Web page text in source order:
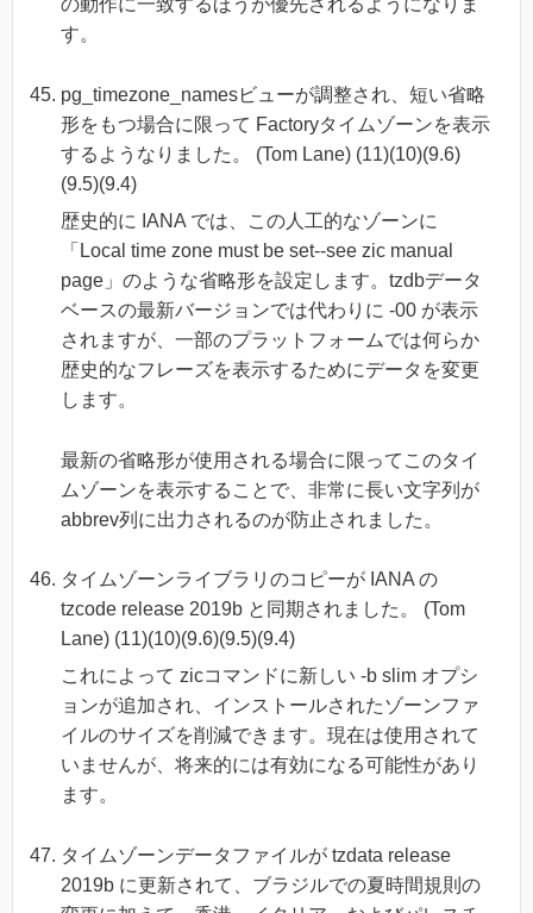
の動作に一致するほうが優先されるようになりま
す。
pg_timezone_namesビューが調整され、短い省略
形をもつ場合に限って Factoryタイムゾーンを表示
するようなりました。 (Tom Lane) (11)(10)(9.6)
(9.5)(9.4)
歴史的に IANA では、この人工的なゾーンに
「Local time zone must be set--see zic manual
page」のような省略形を設定します。tzdbデータ
ベースの最新バージョンでは代わりに -00 が表示
されますが、一部のプラットフォームでは何らか
歴史的なフレーズを表示するためにデータを変更
します。
最新の省略形が使用される場合に限ってこのタイ
ムゾーンを表示することで、非常に長い文字列が
abbrev列に出力されるのが防止されました。
タイムゾーンライブラリのコピーが IANA の
tzcode release 2019b と同期されました。 (Tom
Lane) (11)(10)(9.6)(9.5)(9.4)
これによって zicコマンドに新しい -b slim オプシ
ョンが追加され、インストールされたゾーンファ
イルのサイズを削減できます。現在は使用されて
いませんが、将来的には有効になる可能性があり
ます。
タイムゾーンデータファイルが tzdata release
2019b に更新されて、ブラジルでの夏時間規則の